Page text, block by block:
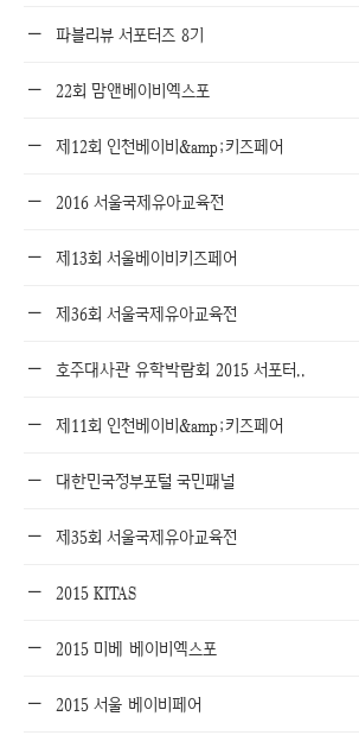
파블리뷰 서포터즈 8기
22회 맘앤베이비엑스포
제12회 인천베이비&amp;키즈페어
2016 서울국제유아교육전
제13회 서울베이비키즈페어
제36회 서울국제유아교육전
호주대사관 유학박람회 2015 서포터..
제11회 인천베이비&amp;키즈페어
대한민국정부포털 국민패널
제35회 서울국제유아교육전
2015 KITAS
2015 미베 베이비엑스포
2015 서울 베이비페어